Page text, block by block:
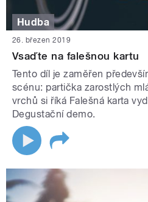
Hudba
26. březen 2019
Vsaďte na falešnou kartu
Tento díl je zaměřen
scénu: partička zarostlých
vrchů si říká Falešná karta
Degustační demo.